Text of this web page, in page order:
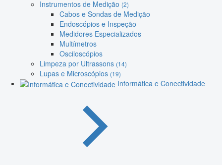
Instrumentos de Medição (2)
Cabos e Sondas de Medição
Endoscópios e Inspeção
Medidores Especializados
Multímetros
Osciloscópios
Limpeza por Ultrassons (14)
Lupas e Microscópios (19)
Informática e Conectividade